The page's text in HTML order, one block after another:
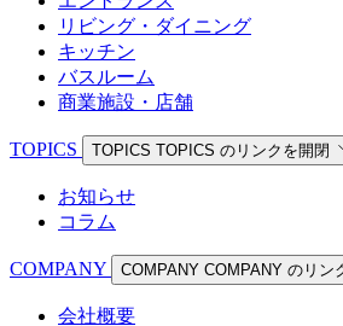
リビング・ダイニング
キッチン
バスルーム
商業施設・店舗
TOPICS TOPICS TOPICS のリンクを開閉
お知らせ
コラム
COMPANY COMPANY COMPANY のリン
会社概要